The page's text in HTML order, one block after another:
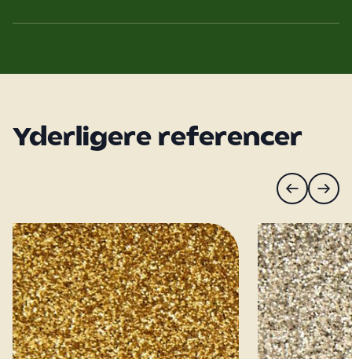
Yderligere referencer